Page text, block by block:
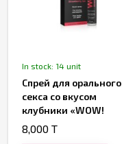
In stock: 14 unit
Спрей для орального
секса со вкусом
клубники «WOW!
STRAWBERRY ICE» от
«Orgie»
8,000 T